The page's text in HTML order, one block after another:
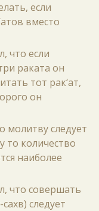
если
вместо
что если
раката он
тот рак‘ат,
он
молитву следует
то количество
наиболее
что совершать
следует